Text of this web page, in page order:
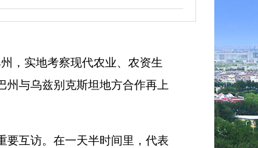
，实地考察现代农业、农资生
州与乌兹别克斯坦地方合作再上
要互访。在一天半时间里，代表